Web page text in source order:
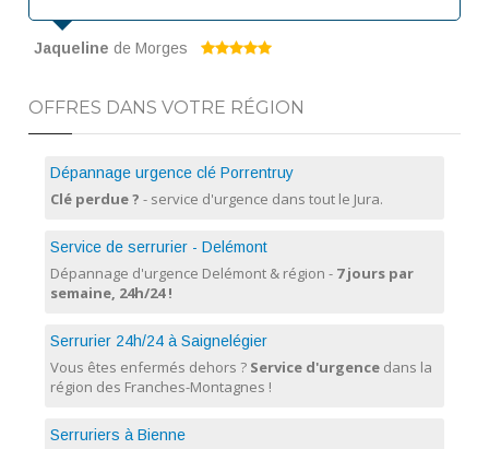
Jaqueline de Morges
OFFRES DANS VOTRE RÉGION
Dépannage urgence clé Porrentruy
Clé perdue ? - service d'urgence dans tout le Jura.
Service de serrurier - Delémont
Dépannage d'urgence Delémont & région - 7 jours par
semaine, 24h/24 !
Serrurier 24h/24 à Saignelégier
Vous êtes enfermés dehors ? Service d'urgencedans la
région des Franches-Montagnes !
Serruriers à Bienne